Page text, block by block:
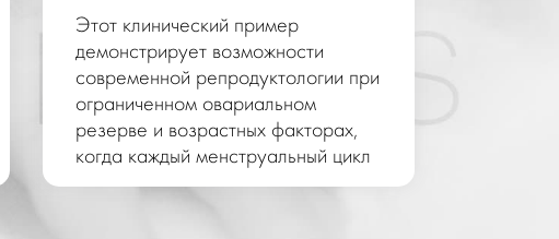
Этот клинический пример
демонстрирует возможности
современной репродуктологии при
ограниченном овариальном
резерве и возрастных факторах,
когда каждый менструальный цикл
имеет особую ценность.